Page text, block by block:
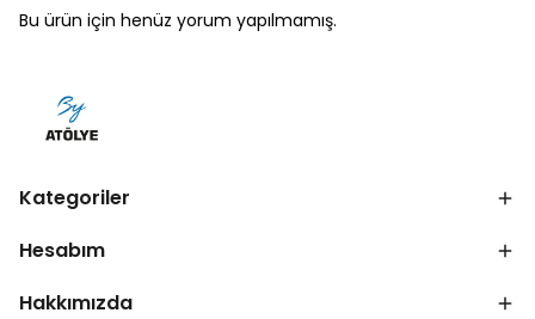
Bu ürün için henüz yorum yapılmamış.
Kategoriler
Hesabım
Hakkımızda